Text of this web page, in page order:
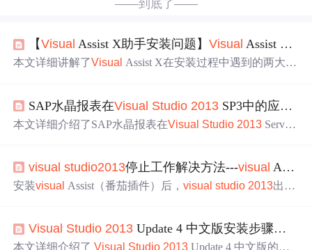
——到底了——
【Visual Assist X助手安装问题】Visual Assist X无法安装（双击安装包没
本文详细讲解了Visual Assist X在安装过程中遇到的两大常
插件，需删除privateregistry.bin文件并重新启用插件。同时
提供了Visual Studio插件管理与配置技巧，适用于多个版
SAP水晶报表在Visual Studio 2013 SP3中的应用与
本文详细介绍了SAP水晶报表在Visual Studio 2013 Service
支持的数据源类型，以及报表设计工具、布局定制等内
容，同时提及报表导出与打印的便捷性。
visual studio2013停止工作解决方法---visual Assist（番茄插件）
安装visual Assist（番茄插件）后，visual studio 2013出现
rs用户名AppDataLocalMicrosoftVisualStudio12.0Extensions
u2t0fwqy.oyz，重启VS2013。若问题依旧，可考虑更新
Visual Studio 2013 Update 4 中文版安装步骤（带TFS支持）附安装包​
本文详细介绍了Visual Studio 2013 Update 4 中文版的安